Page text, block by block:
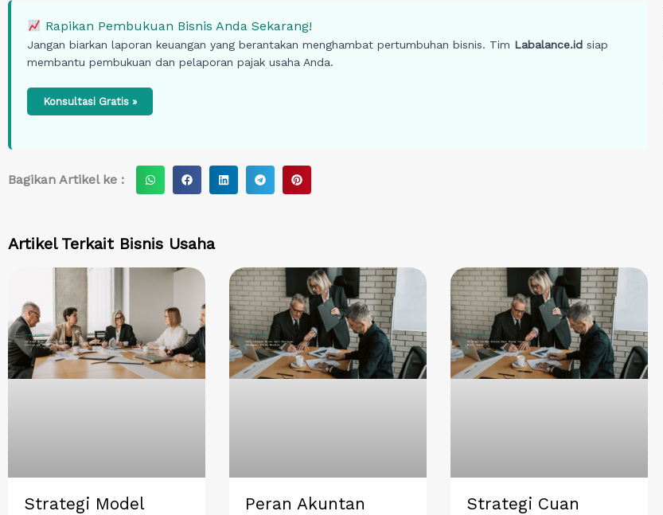
Rapikan Pembukuan Bisnis Anda Sekarang!
Jangan biarkan laporan keuangan yang berantakan menghambat pertumbuhan bisnis. Tim Labalance.id siap
membantu pembukuan dan pelaporan pajak usaha Anda.
Konsultasi Gratis »
Bagikan Artikel ke : S
h
a
S
h
a
c
S
h
S
h
o
t
e
l
e
S
h
n
p
n
t
Artikel Terkait Bisnis Usaha
Strategi Model
Peran Akuntan
Strategi Cuan